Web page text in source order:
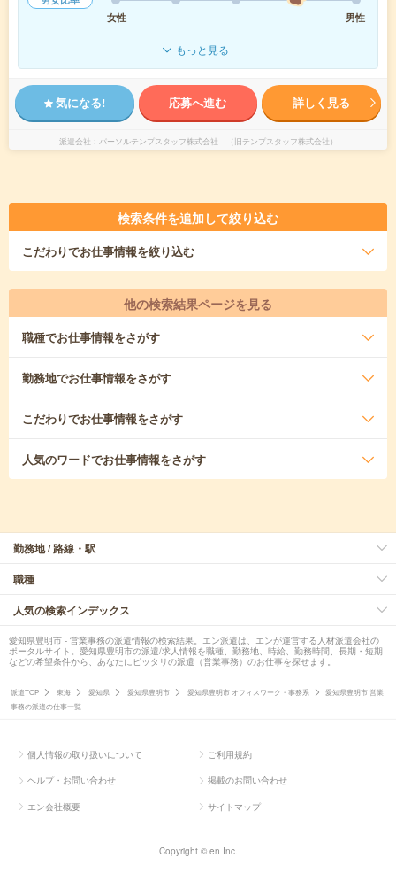
女性
男性
もっと見る
気になる! 応募へ進む 詳しく見る
派遣会社 パーソルテンプスタッフ株式会社 （旧テンプスタッフ株式会社）
検索条件を追加して絞り込む
こだわりでお仕事情報を絞り込む
他の検索結果ページを見る
職種でお仕事情報をさがす
勤務地でお仕事情報をさがす
こだわりでお仕事情報をさがす
人気のワードでお仕事情報をさがす
勤務地 / 路線・駅
職種
人気の検索インデックス
愛知県豊明市 - 営業事務の派遣情報の検索結果。エン派遣は、エンが運営する人材派遣会社の
ポータルサイト。愛知県豊明市の派遣/求人情報を職種、勤務地、時給、勤務時間、長期・短期
などの希望条件から、あなたにピッタリの派遣（営業事務）のお仕事を探せます。
派遣TOP 東海 愛知県 愛知県豊明市 愛知県豊明市 オフィスワーク・事務系
愛知県豊明市 営業
事務の派遣の仕事一覧
個人情報の取り扱いについて ご利用規約
ヘルプ・お問い合わせ 掲載のお問い合わせ
エン会社概要 サイトマップ
Copyright © en Inc.